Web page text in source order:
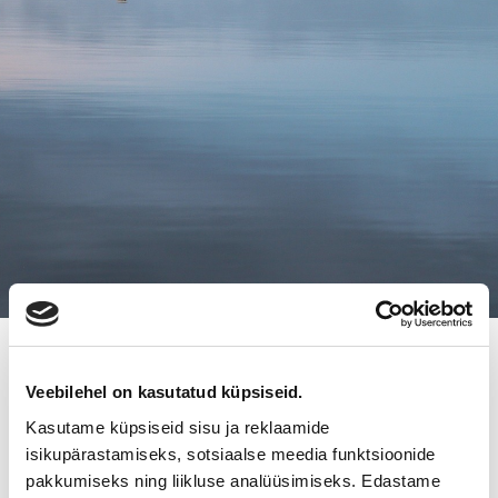
Veebilehel on kasutatud küpsiseid.
Kasutame küpsiseid sisu ja reklaamide
isikupärastamiseks, sotsiaalse meedia funktsioonide
pakkumiseks ning liikluse analüüsimiseks. Edastame
RAKENNUSLIIKE KEMPPE LIITTYY
OSAKSI ARJASMAA CC KONSERNIA